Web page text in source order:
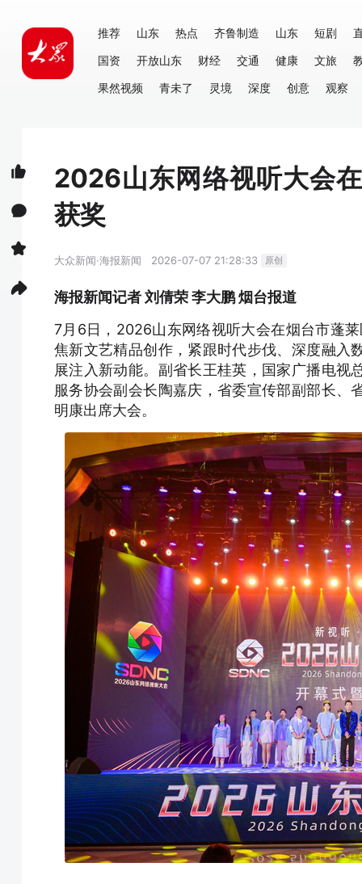
推荐 山东 热点 齐鲁制造 山东 短剧
国资
开放山东 财经 交通 健康 文旅
果然视频
青未了 灵境 深度 创意 观察
2026山东网络视听大会
获奖
大众新闻·海报新闻 2026-07-07 21:28:33 原创
海报新闻记者 刘倩荣 李大鹏 烟台报道
7月6日，2026山东网络视听大会在烟台市蓬
焦新文艺精品创作，紧跟时代步伐、深度融入
展注入新动能。副省长王桂英，国家广播电视
服务协会副会长陶嘉庆，省委宣传部副部长、
明康出席大会。